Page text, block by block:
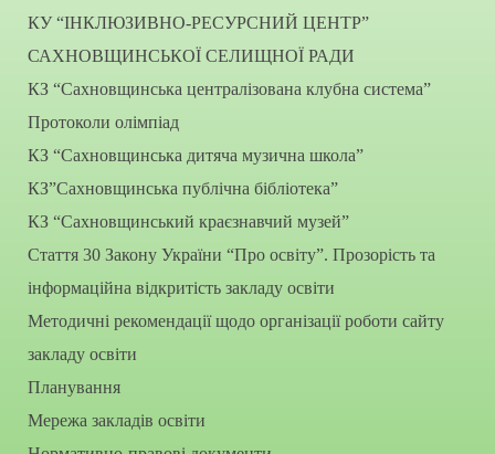
КУ “ІНКЛЮЗИВНО-РЕСУРСНИЙ ЦЕНТР”
САХНОВЩИНСЬКОЇ СЕЛИЩНОЇ РАДИ
КЗ “Сахновщинська централізована клубна система”
Протоколи олімпіад
КЗ “Сахновщинська дитяча музична школа”
КЗ”Сахновщинська публічна бібліотека”
КЗ “Сахновщинський краєзнавчий музей”
Стаття 30 Закону України “Про освіту”. Прозорість та
інформаційна відкритість закладу освіти
Методичні рекомендації щодо організації роботи сайту
закладу освіти
Планування
Мережа закладів освіти